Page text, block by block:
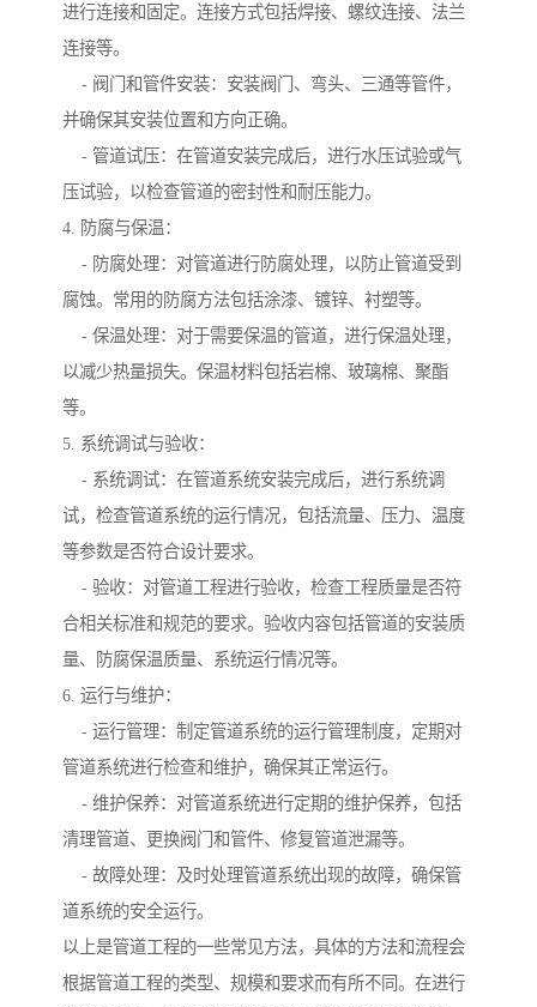
进行连接和固定。连接方式包括焊接、螺纹连接、法兰
连接等。
- 阀门和管件安装：安装阀门、弯头、三通等管件，
并确保其安装位置和方向正确。
- 管道试压：在管道安装完成后，进行水压试验或气
压试验，以检查管道的密封性和耐压能力。
4. 防腐与保温：
- 防腐处理：对管道进行防腐处理，以防止管道受到
腐蚀。常用的防腐方法包括涂漆、镀锌、衬塑等。
- 保温处理：对于需要保温的管道，进行保温处理，
以减少热量损失。保温材料包括岩棉、玻璃棉、聚酯
等。
5. 系统调试与验收：
- 系统调试：在管道系统安装完成后，进行系统调
试，检查管道系统的运行情况，包括流量、压力、温度
等参数是否符合设计要求。
- 验收：对管道工程进行验收，检查工程质量是否符
合相关标准和规范的要求。验收内容包括管道的安装质
量、防腐保温质量、系统运行情况等。
6. 运行与维护：
- 运行管理：制定管道系统的运行管理制度，定期对
管道系统进行检查和维护，确保其正常运行。
- 维护保养：对管道系统进行定期的维护保养，包括
清理管道、更换阀门和管件、修复管道泄漏等。
- 故障处理：及时处理管道系统出现的故障，确保管
道系统的安全运行。
以上是管道工程的一些常见方法，具体的方法和流程会
根据管道工程的类型、规模和要求而有所不同。在进行